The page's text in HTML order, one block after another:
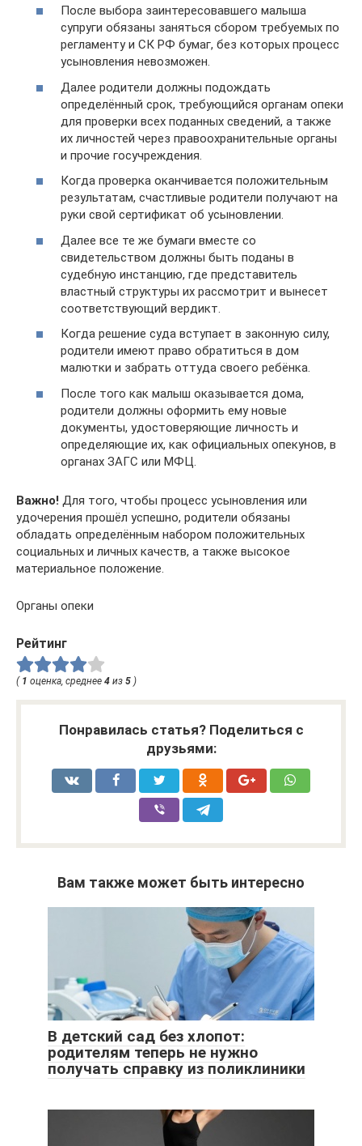
После выбора заинтересовавшего малыша
супруги обязаны заняться сбором требуемых по
регламенту и СК РФ бумаг, без которых процесс
усыновления невозможен.
Далее родители должны подождать
определённый срок, требующийся органам опеки
для проверки всех поданных сведений, а также
их личностей через правоохранительные органы
и прочие госучреждения.
Когда проверка оканчивается положительным
результатам, счастливые родители получают на
руки свой сертификат об усыновлении.
Далее все те же бумаги вместе со
свидетельством должны быть поданы в
судебную инстанцию, где представитель
властный структуры их рассмотрит и вынесет
соответствующий вердикт.
Когда решение суда вступает в законную силу,
родители имеют право обратиться в дом
малютки и забрать оттуда своего ребёнка.
После того как малыш оказывается дома,
родители должны оформить ему новые
документы, удостоверяющие личность и
определяющие их, как официальных опекунов, в
органах ЗАГС или МФЦ.
Важно! Для того, чтобы процесс усыновления или
удочерения прошёл успешно, родители обязаны
обладать определённым набором положительных
социальных и личных качеств, а также высокое
материальное положение.
Органы опеки
Рейтинг
( 1 оценка, среднее 4 из 5 )
Понравилась статья? Поделиться с
друзьями:
Вам также может быть интересно
В детский сад без хлопот:
родителям теперь не нужно
получать справку из поликлиники